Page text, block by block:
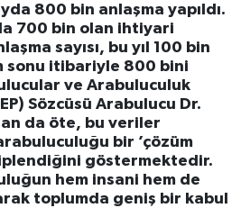
800 bin anlaşma yapıldı.
700 bin olan ihtiyari
sayısı, bu yıl 100 bin
sonu itibariyle 800 bini
ve Arabuluculuk
Sözcüsü Arabulucu Dr.
da öte, bu veriler
bir ’çözüm
göstermektedir.
hem insani hem de
toplumda geniş bir kabul